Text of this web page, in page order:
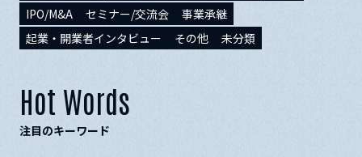
IPO/M&A
セミナー/交流会
事業承継
起業・開業者インタビュー
その他 未分類
Hot Words
注目のキーワード